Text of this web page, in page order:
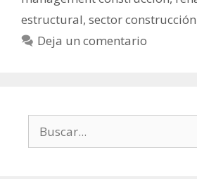
estructural, sector
Deja un comentario